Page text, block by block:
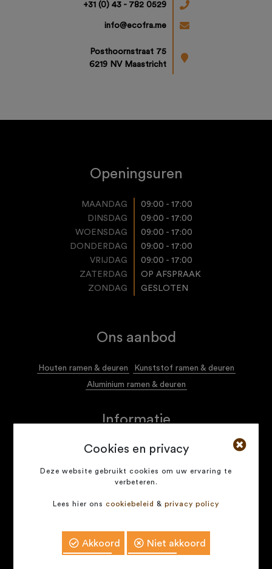
+31 (0) 43 - 782 0529
info@ecofra.me
Posthoornstraat 75
6219 NV Maastricht
Openingsuren
MAANDAG
09:00 - 17:00
DINSDAG
09:00 - 17:00
WOENSDAG
09:00 - 17:00
DONDERDAG
09:00 - 17:00
VRIJDAG
09:00 - 17:00
ZATERDAG
OP AFSPRAAK
ZONDAG
GESLOTEN
Ons aanbod
Houten ramen & deuren
Kunststof ramen & deuren
Aluminium ramen & deuren
Informatie
Algemene voorwaarden
Privacy policy
Naservice voor onze klanten
Development by
Cookies en privacy
Deze website gebruikt cookies om uw ervaring te
verbeteren.
Lees hier ons cookiebeleid & privacy policy
Akkoord Niet akkoord